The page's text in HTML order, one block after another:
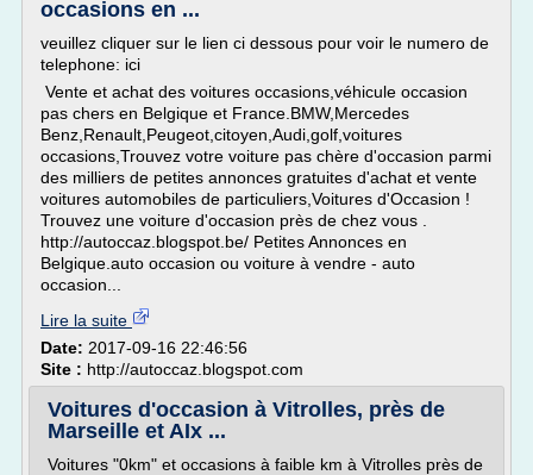
occasions en ...
veuillez cliquer sur le lien ci dessous pour voir le numero de
telephone: ici
Vente et achat des voitures occasions,véhicule occasion
pas chers en Belgique et France.BMW,Mercedes
Benz,Renault,Peugeot,citoyen,Audi,golf,voitures
occasions,Trouvez votre voiture pas chère d'occasion parmi
des milliers de petites annonces gratuites d'achat et vente
voitures automobiles de particuliers,Voitures d'Occasion !
Trouvez une voiture d'occasion près de chez vous .
http://autoccaz.blogspot.be/ Petites Annonces en
Belgique.auto occasion ou voiture à vendre - auto
occasion...
Lire la suite
Date: 2017-09-16 22:46:56
Site : http://autoccaz.blogspot.com
Voitures d'occasion à Vitrolles, près de
Marseille et AIx ...
Voitures "0km" et occasions à faible km à Vitrolles près de